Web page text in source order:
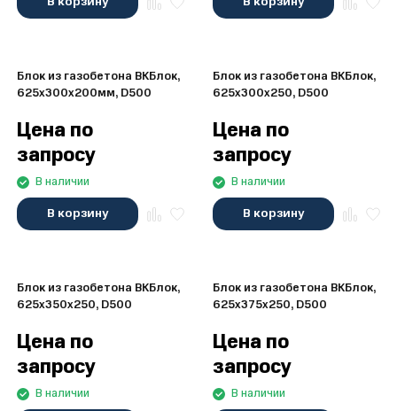
Блок из газобетона ВКБлок,
625x300x200мм, D500
Цена по
запросу
В наличии
В корзину
Блок из газобетона ВКБлок,
625x300x250, D500
Цена по
запросу
В наличии
В корзину
Блок из газобетона ВКБлок,
625x350x250, D500
Цена по
запросу
В наличии
Блок из газобетона ВКБлок,
625x375x250, D500
Цена по
запросу
В наличии